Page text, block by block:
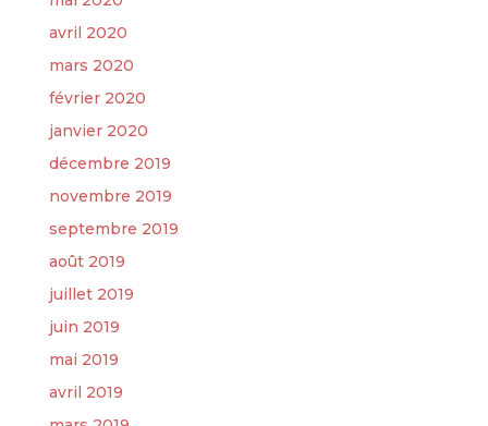
avril 2020
mars 2020
février 2020
janvier 2020
décembre 2019
novembre 2019
septembre 2019
août 2019
juillet 2019
juin 2019
mai 2019
avril 2019